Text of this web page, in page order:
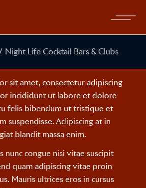
Night Life Cocktail Bars & Clubs
sit amet, consectetur adipiscing
incididunt ut labore et dolore
felis bibendum ut tristique et
suspendisse. Adipiscing at in
blandit massa enim.
nunc congue nisi vitae suscipit
quam adipiscing vitae proin
Mauris ultrices eros in cursus